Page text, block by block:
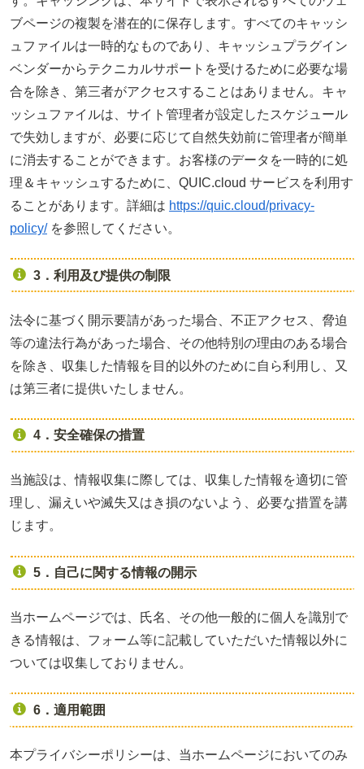
ブページの複製を潜在的に保存します。すべてのキャッシ
ュファイルは一時的なものであり、キャッシュプラグイン
ベンダーからテクニカルサポートを受けるために必要な場
合を除き、第三者がアクセスすることはありません。キャ
ッシュファイルは、サイト管理者が設定したスケジュール
で失効しますが、必要に応じて自然失効前に管理者が簡単
に消去することができます。お客様のデータを一時的に処
理＆キャッシュするために、QUIC.cloud サービスを利用す
ることがあります。詳細は https://quic.cloud/privacy-
policy/を参照してください。
3．利用及び提供の制限
法令に基づく開示要請があった場合、不正アクセス、脅迫
等の違法行為があった場合、その他特別の理由のある場合
を除き、収集した情報を目的以外のために自ら利用し、又
は第三者に提供いたしません。
4．安全確保の措置
当施設は、情報収集に際しては、収集した情報を適切に管
理し、漏えいや滅失又はき損のないよう、必要な措置を講
じます。
5．自己に関する情報の開示
当ホームページでは、氏名、その他一般的に個人を識別で
きる情報は、フォーム等に記載していただいた情報以外に
ついては収集しておりません。
6．適用範囲
本プライバシーポリシーは、当ホームページにおいてのみ